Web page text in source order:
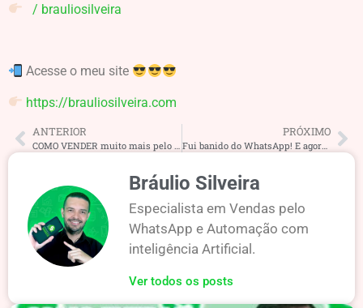
/ brauliosilveira
Acesse o meu site
https://brauliosilveira.com
ANTERIOR
COMO VENDER muito mais pelo WHATSAPP todos os dias
PRÓXIMO
Fui banido do WhatsApp! E agora? Tudo q vc precisa saber sobre banimento. Como desbanir seu WhatsApp
Bráulio Silveira
Especialista em Vendas pelo
WhatsApp e Automação com
inteligência Artificial.
Ver todos os posts